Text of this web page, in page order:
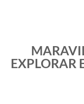
EXPLORAR